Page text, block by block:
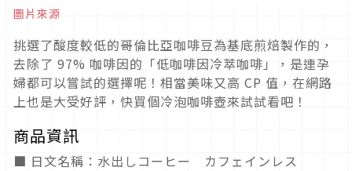
圖片來源
挑選了酸度較低的哥倫比亞咖啡豆為基底煎焙製作的，
去除了 97% 咖啡因的「低咖啡因冷萃咖啡」，是連孕
婦都可以嘗試的選擇呢！相當美味又高 CP 值，在網路
上也是大受好評，快買個冷泡咖啡壺來試試看吧！
商品資訊
■ 日文名稱：水出しコーヒー カフェインレス